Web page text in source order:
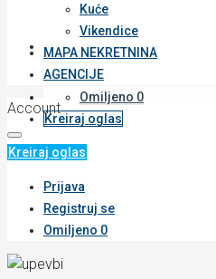
AGENCIJE
Omiljeno 0
Kreiraj oglas
Kuće
Vikendice
MAPA NEKRETNINA
AGENCIJE
Account
Kreiraj oglas
Prijava
Registruj se
Omiljeno 0